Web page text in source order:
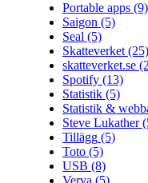
Portable apps (9)
Saigon (5)
Seal (5)
Skatteverket (25)
skatteverket.se
Spotify (13)
Statistik (5)
Statistik &
Steve Lukather
Tillägg (5)
Toto (5)
USB (8)